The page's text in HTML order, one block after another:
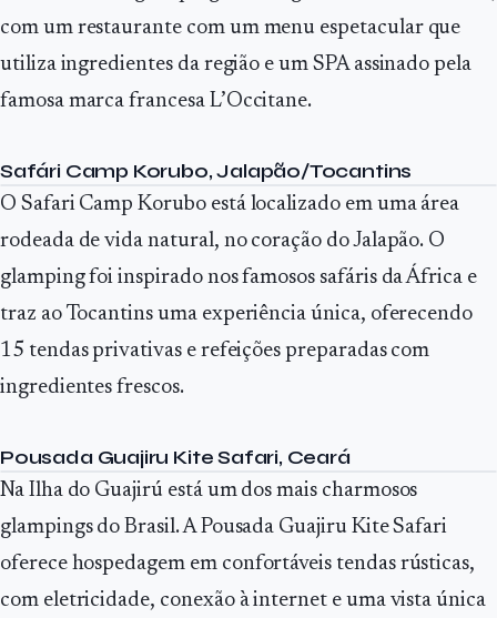
com um restaurante com um menu espetacular que
utiliza ingredientes da região e um SPA assinado pela
famosa marca francesa L’Occitane.
Safári Camp Korubo, Jalapão/Tocantins
O Safari Camp Korubo está localizado em uma área
rodeada de vida natural, no coração do Jalapão. O
glamping foi inspirado nos famosos safáris da África e
traz ao Tocantins uma experiência única, oferecendo
15 tendas privativas e refeições preparadas com
ingredientes frescos.
Pousada Guajiru Kite Safari, Ceará
Na Ilha do Guajirú está um dos mais charmosos
glampings do Brasil. A Pousada Guajiru Kite Safari
oferece hospedagem em confortáveis tendas rústicas,
com eletricidade, conexão à internet e uma vista única